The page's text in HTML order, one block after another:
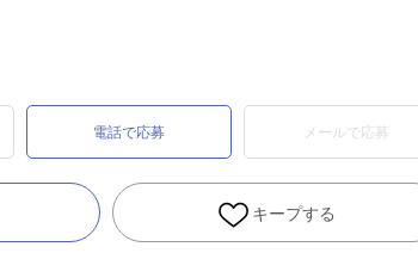
電話で応募 メールで応募
キープする